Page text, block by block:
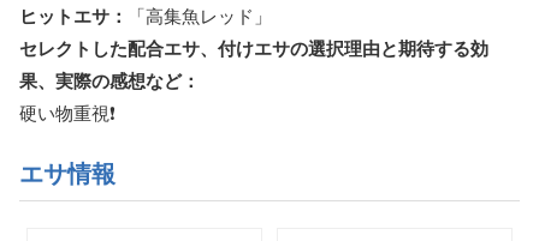
ヒットエサ：
「高集魚レッド」
セレクトした配合エサ、付けエサの選択理由と期待する効
果、実際の感想など：
硬い物重視❗
エサ情報